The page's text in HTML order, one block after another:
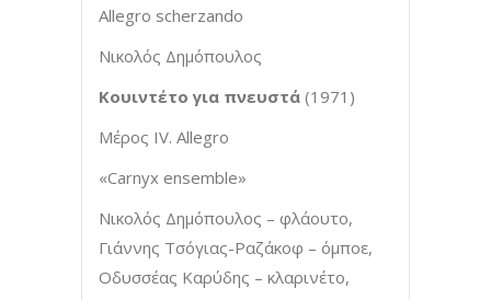
Allegro scherzando
Νικολός Δημόπουλος
Κουιντέτο για πνευστά (1971)
Μέρος IV. Allegro
«Carnyx ensemble»
Νικολός Δημόπουλος – φλάουτο,
Γιάννης Τσόγιας-Ραζάκοφ – όμποε,
Οδυσσέας Καρύδης – κλαρινέτο,